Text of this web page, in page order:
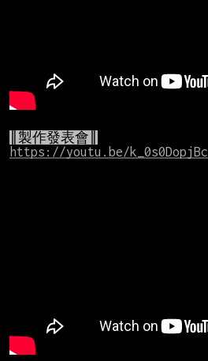
║製作發表會║
https://youtu.be/k_0s0DopjBc